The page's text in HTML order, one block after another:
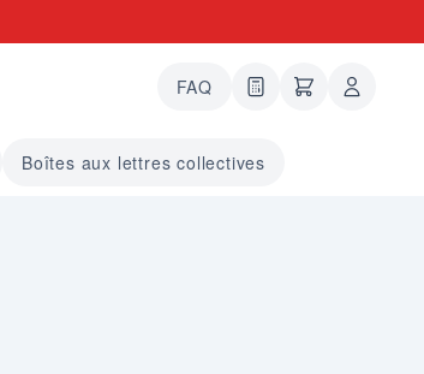
FAQ 0 articles dans le
undefined
Boîtes aux lettres collectives